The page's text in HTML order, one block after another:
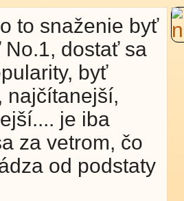
to snaženie byť
dostať sa
byť
najčítanejší,
je iba
za vetrom, čo
od podstaty